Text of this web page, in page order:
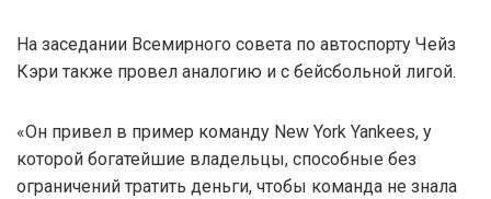
На заседании Всемирного совета по автоспорту Чейз
Кэри также провел аналогию и с бейсбольной лигой.
«Он привел в пример команду New York Yankees, у
которой богатейшие владельцы, способные без
ограничений тратить деньги, чтобы команда не знала